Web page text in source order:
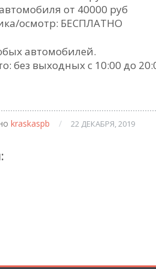
от 40000 руб
осмотр: БЕСПЛАТНО
автомобилей.
без выходных с 10:00 до
kraskaspb / 22 ДЕКАБРЯ, 2019